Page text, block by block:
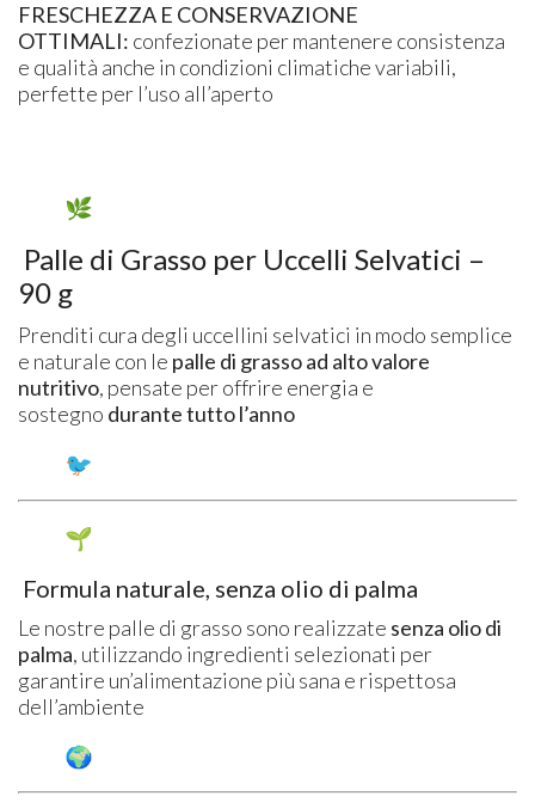
FRESCHEZZA E CONSERVAZIONE
OTTIMALI: confezionate per mantenere consistenza
e qualità anche in condizioni climatiche variabili,
perfette per l’uso all’aperto
Palle di Grasso per Uccelli Selvatici –
90 g
Prenditi cura degli uccellini selvatici in modo semplice
e naturale con le palle di grasso ad alto valore
nutritivo, pensate per offrire energia e
sostegno durante tutto l’anno
Formula naturale, senza olio di palma
Le nostre palle di grasso sono realizzate senza olio di
palma, utilizzando ingredienti selezionati per
garantire un’alimentazione più sana e rispettosa
dell’ambiente